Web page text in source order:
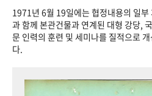
VR 역사관
1971년 6월 19일에는 협정내용의 일부
과 함께 본관건물과 연계된 대형 강당,
문 인력의 훈련 및 세미나를 질적으로
다.